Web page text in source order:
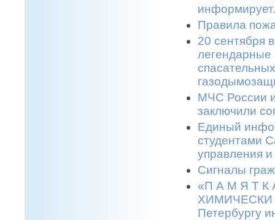
Правила
20 сентября
МЧС России
заключили
Единый
студентами
управления
Сигналы
«П А М Я Т
ХИМИЧЕСКИ
Петербургу